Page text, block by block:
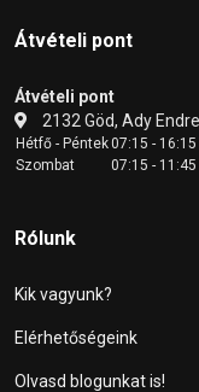
Átvételi pont
Átvételi pont
2132 Göd, Ady
Hétfő - Péntek07:15 - 16:15
Szombat
07:15 - 11:45
Rólunk
Kik vagyunk?
Elérhetőségeink
Olvasd blogunkat is!